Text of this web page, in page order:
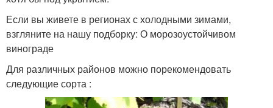
Если вы живете в регионах с холодными зимами,
взгляните на нашу подборку: О морозоустойчивом
винограде
Для различных районов можно порекомендовать
следующие сорта :